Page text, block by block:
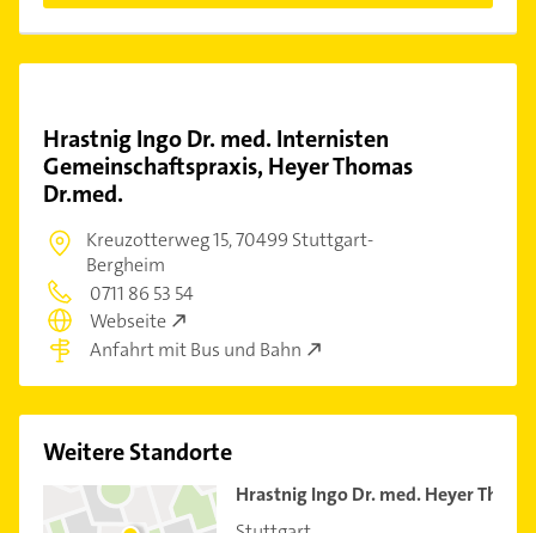
Hrastnig Ingo Dr. med. Internisten
Gemeinschaftspraxis, Heyer Thomas
Dr.med.
Kreuzotterweg 15,70499 Stuttgart-
Bergheim
0711 86 53 54
Webseite
Anfahrt mit Bus und Bahn
Weitere Standorte
Hrastnig Ingo Dr. med. Heyer